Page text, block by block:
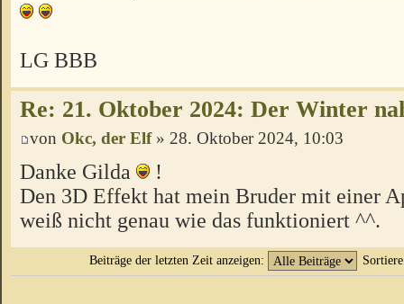
LG BBB
Re: 21. Oktober 2024: Der Winter
von Okc, der Elf» 28. Oktober 2024, 10:03
Danke Gilda
!
Den 3D Effekt hat mein Bruder mit einer
weiß nicht genau wie das funktioniert ^^.
Beiträge der letzten Zeit anzeigen: